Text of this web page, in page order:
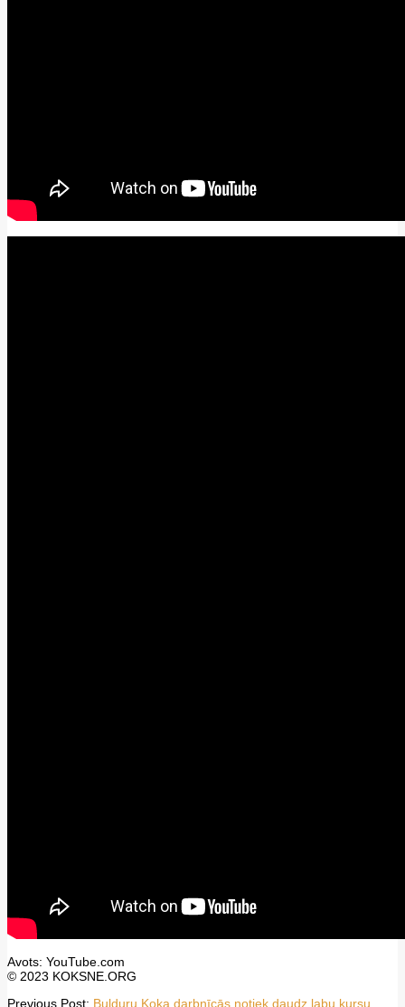
Avots: YouTube.com
© 2023 KOKSNE.ORG
2023-
Previous Post: Bulduru Koka darbnīcās notiek daudz labu kursu